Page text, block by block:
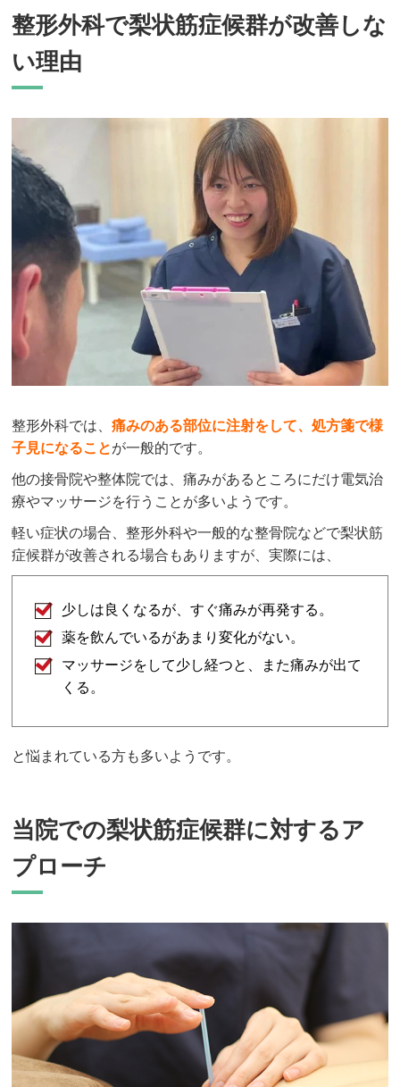
整形外科で梨状筋症候群が改善しな
い理由
整形外科では、痛みのある部位に注射をして、処方箋で様
子見になることが一般的です。
他の接骨院や整体院では、痛みがあるところにだけ電気治
療やマッサージを行うことが多いようです。
軽い症状の場合、整形外科や一般的な整骨院などで梨状筋
症候群が改善される場合もありますが、実際には、
少しは良くなるが、すぐ痛みが再発する。
薬を飲んでいるがあまり変化がない。
マッサージをして少し経つと、また痛みが出て
くる。
と悩まれている方も多いようです。
当院での梨状筋症候群に対するア
プローチ